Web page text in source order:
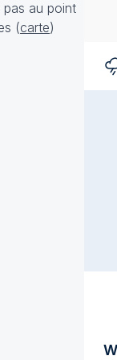
pas au point
(carte)